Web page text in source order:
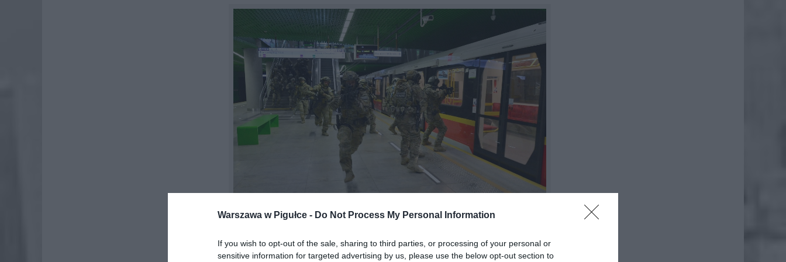
Warszawa w Pigułce - Do Not Process My Personal Information
If you wish to opt-out of the sale, sharing to third parties, or processing of your personal or
sensitive information for targeted advertising by us, please use the below opt-out section to
„Nie mam żadnych sygnałów ze strony służb o zagrożeniu terrorystycznym, ale